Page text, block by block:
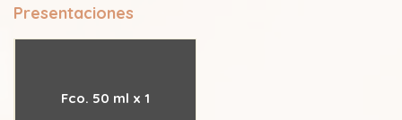
Presentaciones
Fco. 50 ml x 1